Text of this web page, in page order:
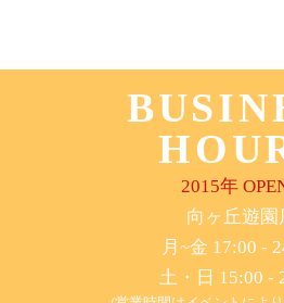
2015年
向ヶ丘遊園
月~金 17:00 -
土・日 15:00 -